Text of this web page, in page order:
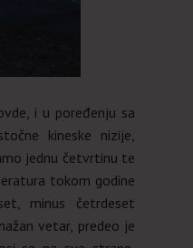
i u poređenju sa
kineske nizije,
jednu četvrtinu te
tokom godine
minus četrdeset
vetar, predeo je